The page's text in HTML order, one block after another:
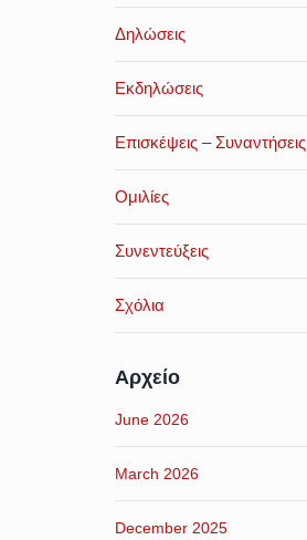
Δηλώσεις
Εκδηλώσεις
Επισκέψεις – Συναντήσεις
Ομιλίες
Συνεντεύξεις
Σχόλια
Αρχείο
June 2026
March 2026
December 2025